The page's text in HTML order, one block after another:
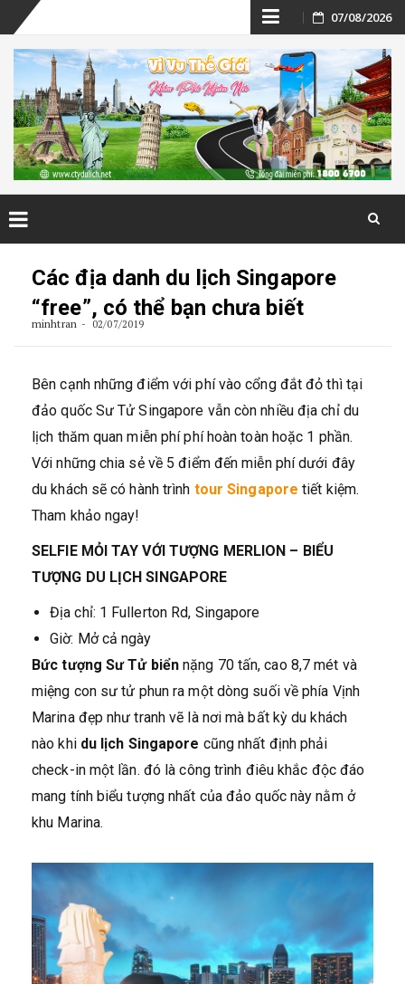
Skip
to
content
07/08/2026
Các địa danh du lịch Singapore
“free”, có thể bạn chưa biết
minhtran 02/07/2019
Bên cạnh những điểm với phí vào cổng đắt đỏ thì tại
đảo quốc Sư Tử Singapore vẫn còn nhiều địa chỉ du
lịch thăm quan miễn phí phí hoàn toàn hoặc 1 phần.
Với những chia sẻ về 5 điểm đến miễn phí dưới đây
du khách sẽ có hành trình tour Singapore tiết kiệm.
Tham khảo ngay!
SELFIE MỎI TAY VỚI TƯỢNG MERLION – BIỂU
TƯỢNG DU LỊCH SINGAPORE
Địa chỉ: 1 Fullerton Rd, Singapore
Giờ: Mở cả ngày
Bức tượng Sư Tử biển nặng 70 tấn, cao 8,7 mét và
miệng con sư tử phun ra một dòng suối về phía Vịnh
Marina đẹp như tranh vẽ là nơi mà bất kỳ du khách
nào khidu lịch Singapore cũng nhất định phải
check-in một lần. đó là công trình điêu khắc độc đáo
mang tính biểu tượng nhất của đảo quốc này nằm ở
khu Marina.